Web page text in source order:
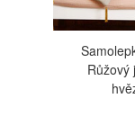
Růžový